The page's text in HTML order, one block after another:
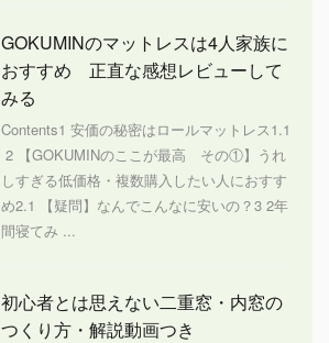
GOKUMINのマットレスは4人家族に
おすすめ 正直な感想レビューして
みる
Contents1 安価の秘密はロールマットレス1.1
2 【GOKUMINのここが最高 その①】うれ
しすぎる低価格・複数購入したい人におすす
め2.1 【疑問】なんでこんなに安いの？3 2年
間寝てみ ...
初心者とは思えない二重窓・内窓の
つくり方・解説動画つき